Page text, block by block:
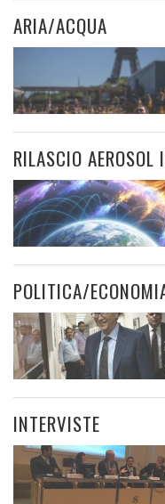
ARIA/ACQUA
RILASCIO AEROSOL
POLITICA/
INTERVISTE